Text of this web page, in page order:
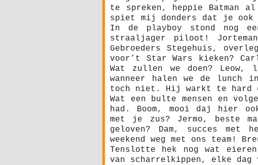
te spreken, heppie Batman
spiet mij donders dat je ook
In de playboy stond nog
straaljager piloot!
Gebroeders Stegehuis,
voor’t Star Wars kieken?
Wat zullen we doen? Leow,
wanneer halen we de lunch
toch niet. Hij warkt te hard
Wat een bulte mensen en
had. Boom, mooi daj hier
met je zus? Jermo, beste
geloven? Dam, succes
weekend weg met ons team!
Tenslotte hek nog wat
van scharrelkippen, elke dag